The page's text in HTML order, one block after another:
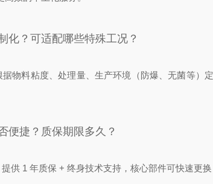
化？可适配哪些特殊工况？
物料粘度、处理量、生产环境（防爆、无菌等
便捷？质保期限多久？
供 1 年质保 + 终身技术支持，核心部件可快速更